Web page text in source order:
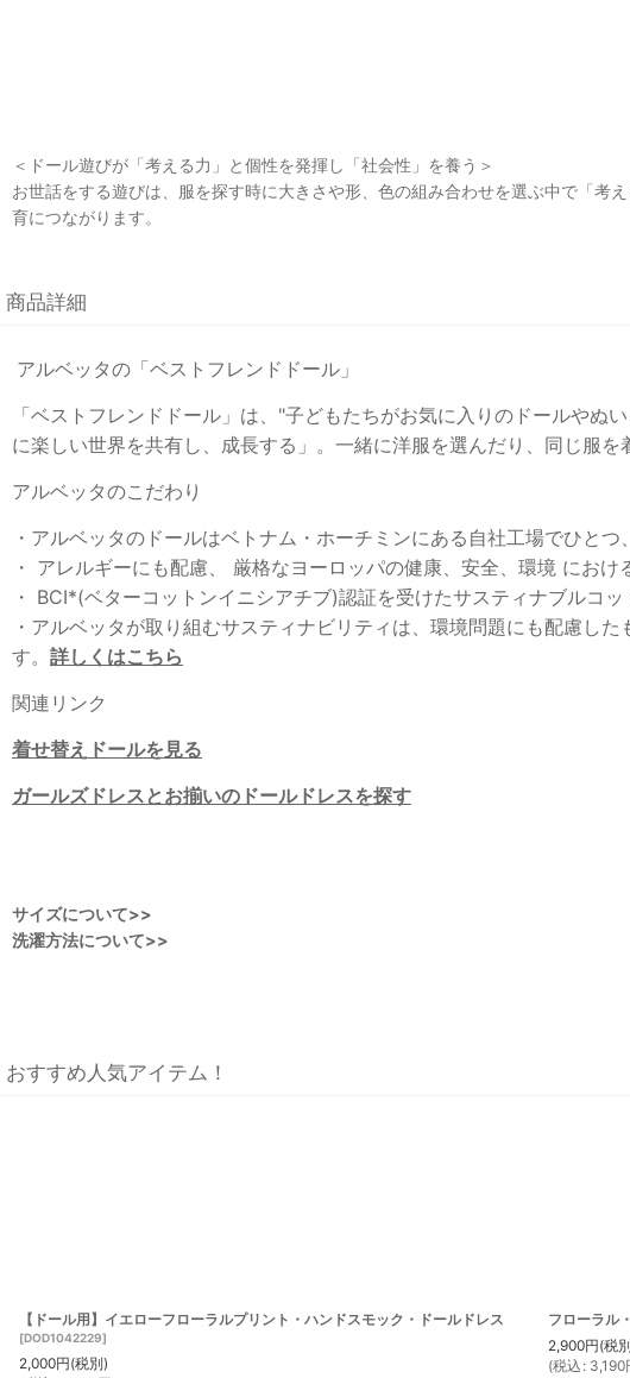
＜ドール遊びが「考える力」と個性を発揮し「社会性」を養う＞
お世話をする遊びは、服を探す時に大きさや形、色の組み合わせを選ぶ中で「考
育につながります。
商品詳細
アルベッタの「ベストフレンドドール」
「ベストフレンドドール」は、"子どもたちがお気に入りのドールや
に楽しい世界を共有し、成長する」。一緒に洋服を選んだり、同じ服
アルベッタのこだわり
・アルベッタのドールはベトナム・ホーチミンにある自社工場でひとつ
・ アレルギーにも配慮、 厳格なヨーロッパの健康、安全、環境 にお
・ BCI*(ベターコットンイニシアチブ)認証を受けたサスティナブルコッ
・アルベッタが取り組むサスティナビリティは、環境問題にも配慮し
す。 詳しくはこちら
関連リンク
着せ替えドールを見る
ガールズドレスとお揃いのドールドレスを探す
サイズについて>>
洗濯方法について>>
おすすめ人気アイテム！
【ドール用】イエローフローラルプリント・ハンドスモック・ドールドレス
[DOD1042229]
2,000円(税別)
フローラル
2,900円(税
(税込 : 3,190